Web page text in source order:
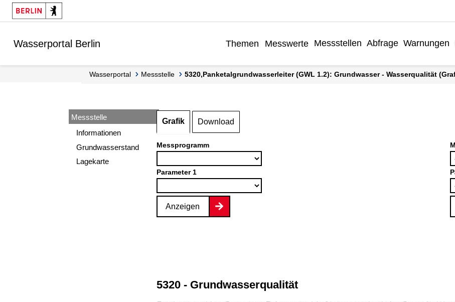
Springe zur Navigation
Springe zum Inhalt
Wasserportal Berlin Themen Messwerte Messstellen Abfrage Warnungen
Wasserportal Messstelle 5320,Panketalgrundwasserleiter (GWL 1.2): Grundwasser - Wasserqualität
Messstelle
Informationen
Grundwasserstand
Lagekarte
Grafik Download
Messprogramm
Parameter 1
Anzeigen
5320 - Grundwasserqualität